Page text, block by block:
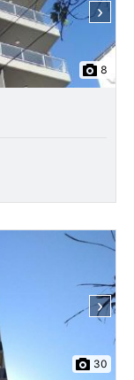
›
8
›
30